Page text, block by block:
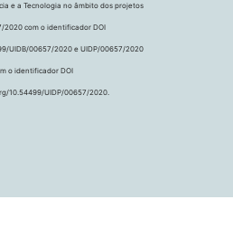
e a Tecnologia no âmbito dos projetos
2020 com o identificador DOI
UIDB/00657/2020 e UIDP/00657/2020
o identificador DOI
10.54499/UIDP/00657/2020.